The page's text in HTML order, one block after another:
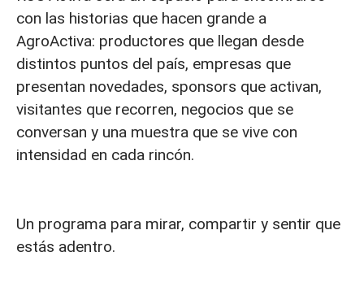
con las historias que hacen grande a
AgroActiva: productores que llegan desde
distintos puntos del país, empresas que
presentan novedades, sponsors que activan,
visitantes que recorren, negocios que se
conversan y una muestra que se vive con
intensidad en cada rincón.
Un programa para mirar, compartir y sentir que
estás adentro.